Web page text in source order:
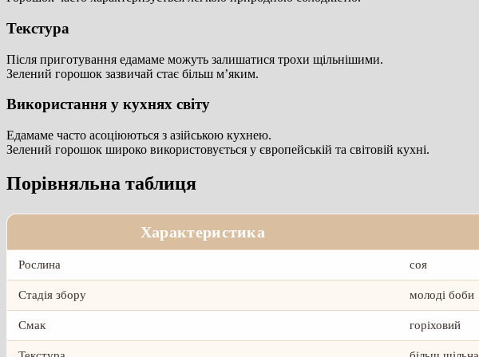
Текстура
Після приготування едамаме можуть залишатися трохи щільнішими.
Зелений горошок зазвичай стає більш м’яким.
Використання у кухнях світу
Едамаме часто асоціюються з азійською кухнею.
Зелений горошок широко використовується у європейській та світовій кухні.
Порівняльна таблиця
Характеристика
Рослина соя
Стадія збору молоді боби
Смак горіховий